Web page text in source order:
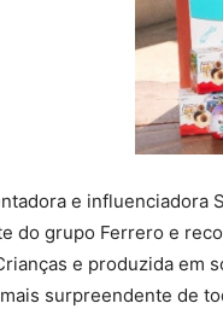
e influenciadora
do grupo Ferrero e
e produzida em
surpreendente de